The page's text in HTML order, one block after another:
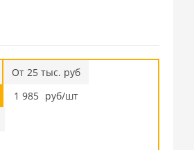
От 25 тыс. руб
1 985 руб/шт